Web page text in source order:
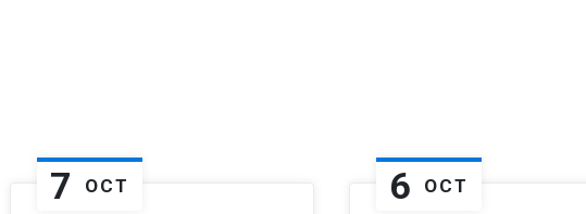
7 OCT 6 OCT